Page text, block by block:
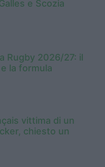
e Scozia
Rugby 2026/27: il
la formula
vittima di un
chiesto un